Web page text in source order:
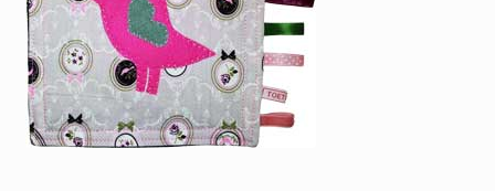
Over Toetie & Zo
Gastenboek